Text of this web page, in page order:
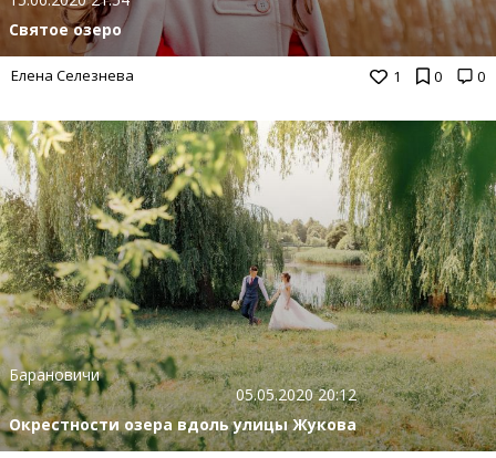
1 0 0
Святое озеро
Елена Селезнева
Барановичи
05.05.2020 20:12
Окрестности озера вдоль улицы Жукова